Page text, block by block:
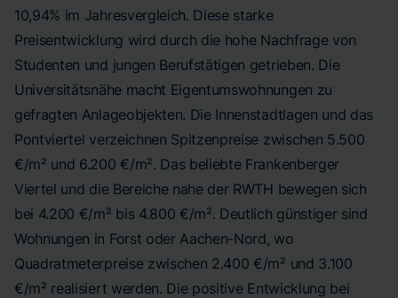
10,94% im Jahresvergleich. Diese starke
Preisentwicklung wird durch die hohe Nachfrage von
Studenten und jungen Berufstätigen getrieben. Die
Universitätsnähe macht Eigentumswohnungen zu
gefragten Anlageobjekten. Die Innenstadtlagen und das
Pontviertel verzeichnen Spitzenpreise zwischen 5.500
€/m² und 6.200 €/m². Das beliebte Frankenberger
Viertel und die Bereiche nahe der RWTH bewegen sich
bei 4.200 €/m² bis 4.800 €/m². Deutlich günstiger sind
Wohnungen in Forst oder Aachen-Nord, wo
Quadratmeterpreise zwischen 2.400 €/m² und 3.100
€/m² realisiert werden. Die positive Entwicklung bei